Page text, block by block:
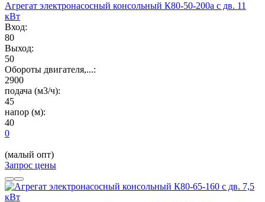
Агрегат электронасосный консольный К80-50-200а с дв. 11
кВт
Вход:
80
Выход:
50
Обороты двигателя,...:
2900
подача (м3/ч):
45
напор (м):
40
0
(малый опт)
Запрос цены